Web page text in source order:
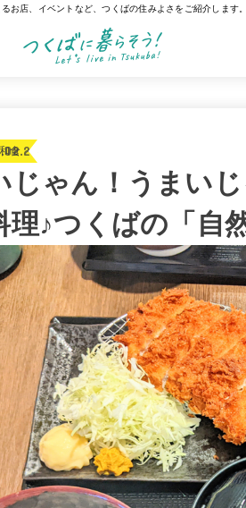
お店、イベントなど、つくばの住みよさをご紹介します。
食
じゃん！うまい
理♪つくばの「自